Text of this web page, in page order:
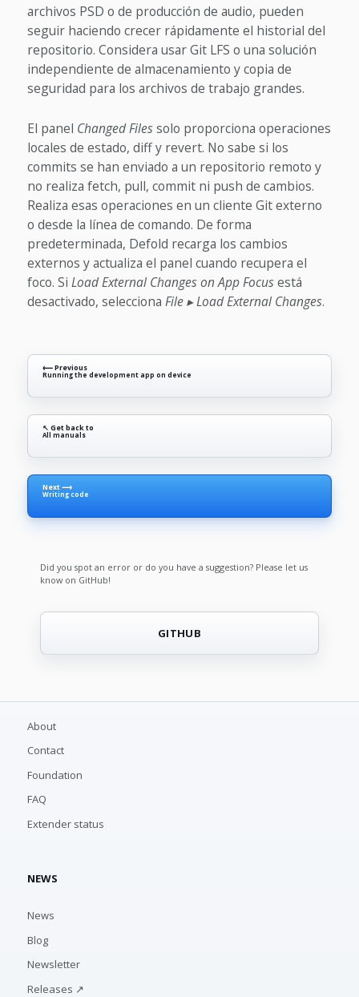
archivos PSD o de producción de audio, pueden
seguir haciendo crecer rápidamente el historial del
repositorio. Considera usar Git LFS o una solución
independiente de almacenamiento y copia de
seguridad para los archivos de trabajo grandes.
El panel Changed Filessolo proporciona operaciones
locales de estado, diff y revert. No sabe si los
commits se han enviado a un repositorio remoto y
no realiza fetch, pull, commit ni push de cambios.
Realiza esas operaciones en un cliente Git externo
o desde la línea de comando. De forma
predeterminada, Defold recarga los cambios
externos y actualiza el panel cuando recupera el
foco. Si Load External Changes on App Focusestá
desactivado, selecciona File ▸ Load External Changes.
⟵ Previous
Running the development app on device
↖ Get back to
All manuals
Next ⟶
Writing code
Did you spot an error or do you have a suggestion? Please let us
know on GitHub!
GITHUB
About
Contact
Foundation
FAQ
Extender status
NEWS
News
Blog
Newsletter
Releases ↗